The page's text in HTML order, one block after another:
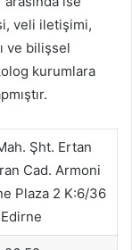
veli iletişimi,
ve bilişsel
kurumlara
Şht. Ertan
Cad. Armoni
Plaza 2 K:6/36